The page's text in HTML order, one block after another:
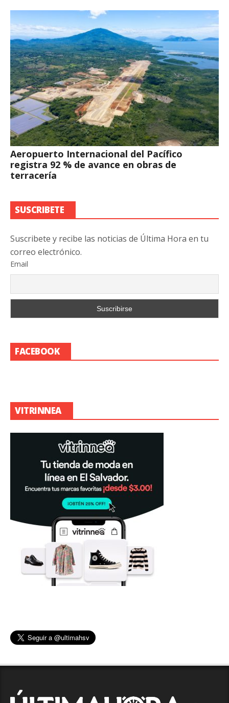
Aeropuerto Internacional del Pacífico
registra 92 % de avance en obras de
terracería
SUSCRIBETE
Suscribete y recibe las noticias de Última Hora en tu
correo electrónico.
Email
FACEBOOK
VITRINNEA